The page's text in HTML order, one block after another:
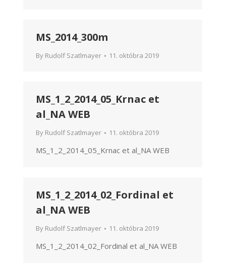
MS_2014_300m
By Rudolf Szatlmayer 11. októbra 2019
MS_1_2_2014_05_Krnac et
al_NA WEB
By Rudolf Szatlmayer 11. októbra 2019
MS_1_2_2014_05_Krnac et al_NA WEB
MS_1_2_2014_02_Fordinal et
al_NA WEB
By Rudolf Szatlmayer 11. októbra 2019
MS_1_2_2014_02_Fordinal et al_NA WEB